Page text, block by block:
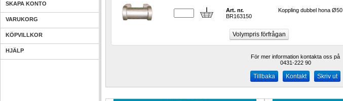
SKAPA KONTO
VARUKORG
KÖPVILLKOR
HJÄLP
Art. nr.
BR163150
Koppling dubbel hona Ø50
För mer information kontakta oss på
0431-222 90
Kontakt Skriv ut